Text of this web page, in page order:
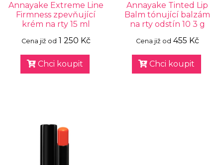
Annayake Extreme Line
Firmness zpevňující
krém na rty 15 ml
Cena již od 1 250 Kč
Chci koupit
Annayake Tinted Lip
Balm tónující balzám
na rty odstín 10 3 g
Cena již od 455 Kč
Chci koupit